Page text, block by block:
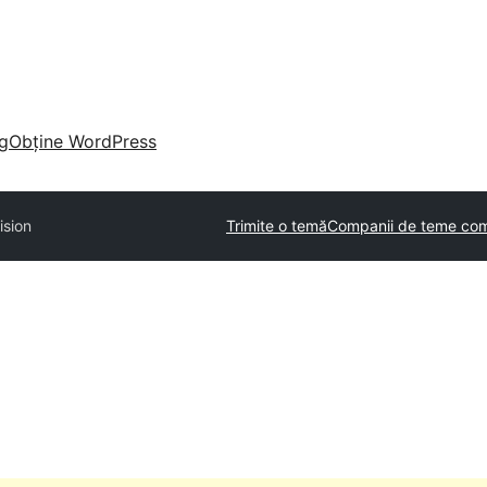
Obține WordPress
Trimite o temăCompanii de teme